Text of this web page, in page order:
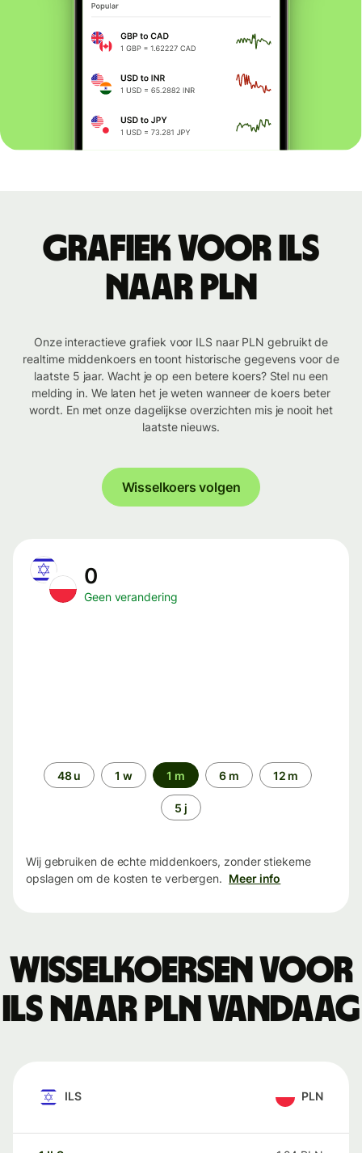
Grafiek voor ILS
naar PLN
Onze interactieve grafiek voor ILS naar PLN gebruikt de
realtime middenkoers en toont historische gegevens voor de
laatste 5 jaar. Wacht je op een betere koers? Stel nu een
melding in. We laten het je weten wanneer de koers beter
wordt. En met onze dagelijkse overzichten mis je nooit het
laatste nieuws.
Wisselkoers volgen
0
Geen verandering
Periode48 u 1 w 1 m 6 m 12 m
5 j
Wij gebruiken de echte middenkoers, zonder stiekeme
opslagen om de kosten te verbergen. Meer info
Wisselkoersen voor
ILS naar PLN vandaag
ILS PLN